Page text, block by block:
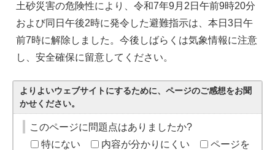
土砂災害の危険性により、令和7年9月2日午前9時20分
および同日午後2時に発令した避難指示は、本日3日午
前7時に解除しました。今後しばらくは気象情報に注意
し、安全確保に留意してください。
よりよいウェブサイトにするために、ページのご感想をお聞
かせください。
このページに問題点はありましたか?
特にない
内容が分かりにくい
ページを